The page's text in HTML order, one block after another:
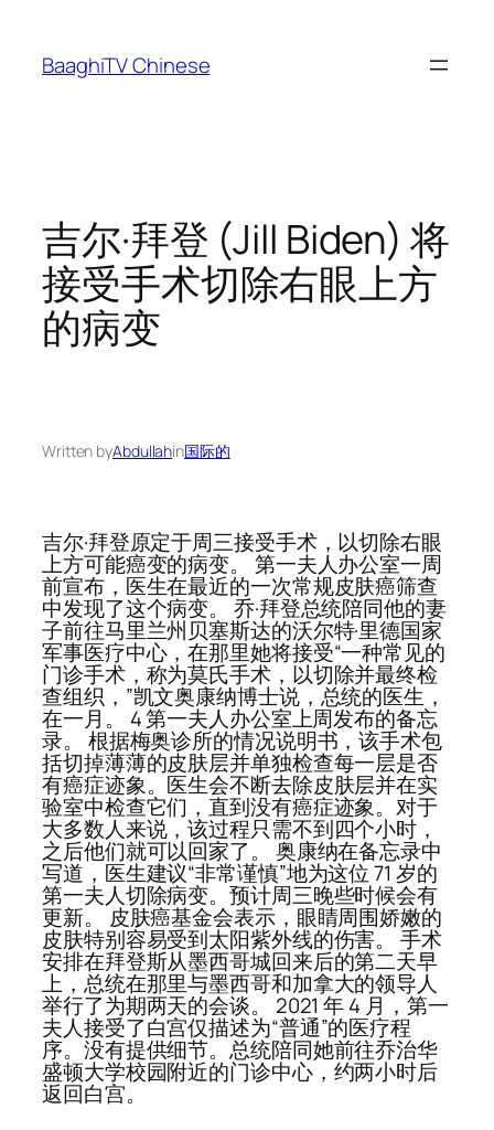
content
BaaghiTV Chinese
吉尔·拜登 (Jill Biden) 将
接受手术切除右眼上方
的病变
Written byAbdullahin国际的
吉尔·拜登原定于周三接受手术，以切除右眼
上方可能癌变的病变。 第一夫人办公室一周
前宣布，医生在最近的一次常规皮肤癌筛查
中发现了这个病变。 乔·拜登总统陪同他的妻
子前往马里兰州贝塞斯达的沃尔特·里德国家
军事医疗中心，在那里她将接受“一种常见的
门诊手术，称为莫氏手术，以切除并最终检
查组织，”凯文奥康纳博士说，总统的医生，
在一月。 4 第一夫人办公室上周发布的备忘
录。 根据梅奥诊所的情况说明书，该手术包
括切掉薄薄的皮肤层并单独检查每一层是否
有癌症迹象。医生会不断去除皮肤层并在实
验室中检查它们，直到没有癌症迹象。对于
大多数人来说，该过程只需不到四个小时，
之后他们就可以回家了。 奥康纳在备忘录中
写道，医生建议“非常谨慎”地为这位 71 岁的
第一夫人切除病变。预计周三晚些时候会有
更新。 皮肤癌基金会表示，眼睛周围娇嫩的
皮肤特别容易受到太阳紫外线的伤害。 手术
安排在拜登斯从墨西哥城回来后的第二天早
上，总统在那里与墨西哥和加拿大的领导人
举行了为期两天的会谈。 2021 年 4 月，第一
夫人接受了白宫仅描述为“普通”的医疗程
序。没有提供细节。总统陪同她前往乔治华
盛顿大学校园附近的门诊中心，约两小时后
返回白宫。